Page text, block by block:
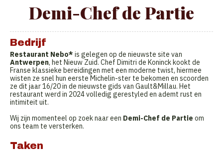
Demi-Chef de Partie
Bedrijf
Restaurant Nebo* is gelegen op de nieuwste site van
Antwerpen, het Nieuw Zuid. Chef Dimitri de Koninck kookt de
Franse klassieke bereidingen met een moderne twist, hiermee
wisten ze snel hun eerste Michelin-ster te bekomen en scoorden
ze dit jaar 16/20 in de nieuwste gids van Gault&Millau. Het
restaurant werd in 2024 volledig gerestyled en ademt rust en
intimiteit uit.
Wij zijn momenteel op zoek naar een Demi-Chef de Partie om
ons team te versterken.
Taken